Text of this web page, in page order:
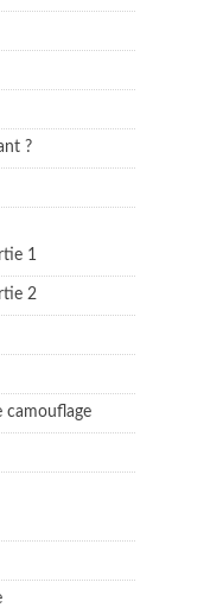
?
1
2
camouflage